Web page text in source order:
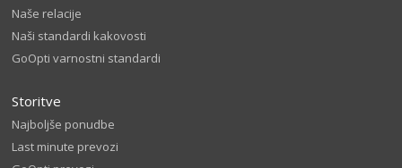
Naše relacije
Naši standardi kakovosti
GoOpti varnostni standardi
Storitve
Najboljše ponudbe
Last minute prevozi